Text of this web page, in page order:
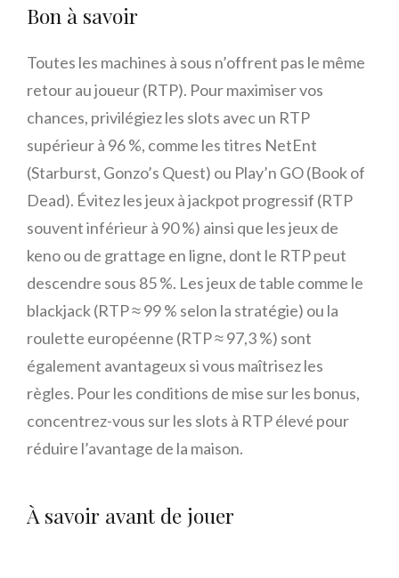
Bon à savoir
Toutes les machines à sous n’offrent pas le même
retour au joueur (RTP). Pour maximiser vos
chances, privilégiez les slots avec un RTP
supérieur à 96 %, comme les titres NetEnt
(Starburst, Gonzo’s Quest) ou Play’n GO (Book of
Dead). Évitez les jeux à jackpot progressif (RTP
souvent inférieur à 90 %) ainsi que les jeux de
keno ou de grattage en ligne, dont le RTP peut
descendre sous 85 %. Les jeux de table comme le
blackjack (RTP ≈ 99 % selon la stratégie) ou la
roulette européenne (RTP ≈ 97,3 %) sont
également avantageux si vous maîtrisez les
règles. Pour les conditions de mise sur les bonus,
concentrez-vous sur les slots à RTP élevé pour
réduire l’avantage de la maison.
À savoir avant de jouer